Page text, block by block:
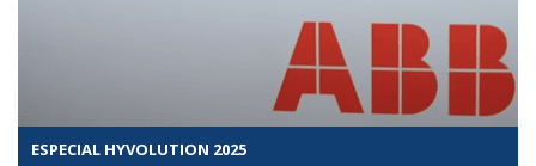
ESPECIAL HYVOLUTION 2025